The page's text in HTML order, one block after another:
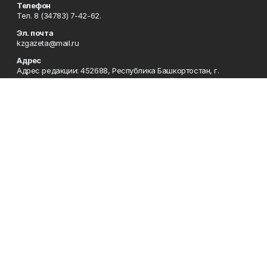
Телефон
Тел. 8 (34783) 7-42-62.
Эл. почта
kzgazeta@mail.ru
Адрес
Адрес редакции: 452688, Республика Башкортостан, г.
Нефтекамск, Берёзовское шоссе, 4-а, 3-й этаж.